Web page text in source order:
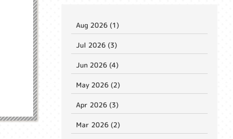
Aug 2026 (1)
Jul 2026 (3)
Jun 2026 (4)
May 2026 (2)
Apr 2026 (3)
Mar 2026 (2)